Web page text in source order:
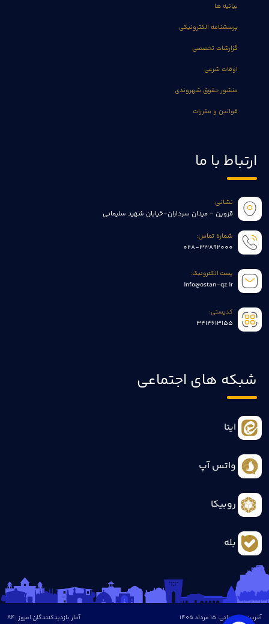
بیانیه ها
پرسشنامه الکترونیکی
گزارشات تخصصی
اوقات شرعی
منشور حقوق شهروندی
قوانین و مقررات
ارتباط با ما
نشانی:
قزوین - میدان سرداران-خیابان شهید سلیمانی
شماره تماس:
028-33892000
پست الکترونیک:
info@ostan-qz.ir
کدپستی:
3414613155
شبکه های اجتماعی
ایتا
واتس آپ
روبیکا
بله
آخرین بروزرسانی: 15 مرداد 1405 آمار بازدیدکنندگان امروز :84